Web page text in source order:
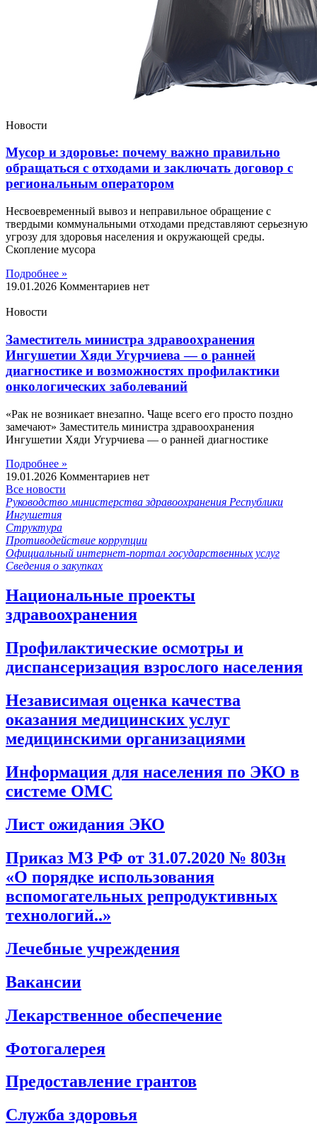
Новости
Мусор и здоровье: почему важно правильно
обращаться с отходами и заключать договор с
региональным оператором
Несвоевременный вывоз и неправильное обращение с
твердыми коммунальными отходами представляют серьезную
угрозу для здоровья населения и окружающей среды.
Скопление мусора
Подробнее »
19.01.2026 Комментариев нет
Новости
Заместитель министра здравоохранения
Ингушетии Хяди Угурчиева — о ранней
диагностике и возможностях профилактики
онкологических заболеваний
«Рак не возникает внезапно. Чаще всего его просто поздно
замечают» Заместитель министра здравоохранения
Ингушетии Хяди Угурчиева — о ранней диагностике
Подробнее »
19.01.2026 Комментариев нет
Все новости
Руководство министерства здравоохранения Республики
Ингушетия
Структура
Противодействие коррупции
Официальный интернет-портал государственных услуг
Сведения о закупках
Национальные проекты
здравоохранения
Профилактические осмотры и
диспансеризация взрослого населения
Независимая оценка качества
оказания медицинских услуг
медицинскими организациями
Информация для населения по ЭКО в
системе ОМС
Лист ожидания ЭКО
Приказ МЗ РФ от 31.07.2020 № 803н
«О порядке использования
вспомогательных репродуктивных
технологий..»
Лечебные учреждения
Вакансии
Лекарственное обеспечение
Фотогалерея
Предоставление грантов
Служба здоровья